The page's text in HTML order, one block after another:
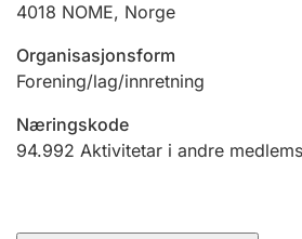
Ektepaktrettleiaren
4018 NOME, Norge
Organisasjonsform
Forening/lag/innretning
Næringskode
94.992 Aktivitetar i andre